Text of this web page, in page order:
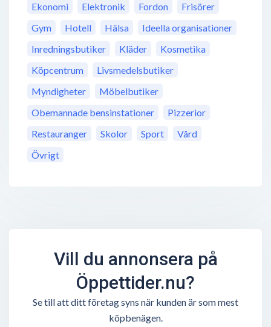
Ekonomi
Elektronik Fordon
Frisörer
Gym
Hotell Hälsa
Ideella organisationer
Inredningsbutiker
Kläder
Kosmetika
Köpcentrum
Livsmedelsbutiker
Myndigheter
Möbelbutiker
Obemannade bensinstationer
Pizzerior
Restauranger
Skolor Sport
Vård
Övrigt
Vill du annonsera på
Öppettider.nu?
Se till att ditt företag syns när kunden är som mest
köpbenägen.